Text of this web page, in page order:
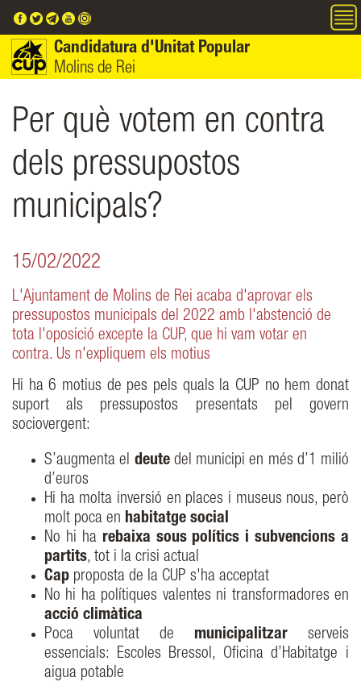
Candidatura d'Unitat Popular
Molins de Rei
Per què votem en contra
dels pressupostos
municipals?
15/02/2022
L'Ajuntament de Molins de Rei acaba d'aprovar els
pressupostos municipals del 2022 amb l'abstenció de
tota l'oposició excepte la CUP, que hi vam votar en
contra. Us n'expliquem els motius
Hi ha 6 motius de pes pels quals la CUP no hem donat
suport als pressupostos presentats pel govern
sociovergent:
S’augmenta el deutedel municipi en més d’1 milió
d’euros
Hi ha molta inversió en places i museus nous, però
molt poca en habitatge social
No hi ha rebaixa sous polítics i subvencions a
partits, tot i la crisi actual
Cap proposta de la CUP s'ha acceptat
No hi ha polítiques valentes ni transformadores en
acció climàtica
Poca voluntat de municipalitzar serveis
essencials: Escoles Bressol, Oficina d’Habitatge i
aigua potable